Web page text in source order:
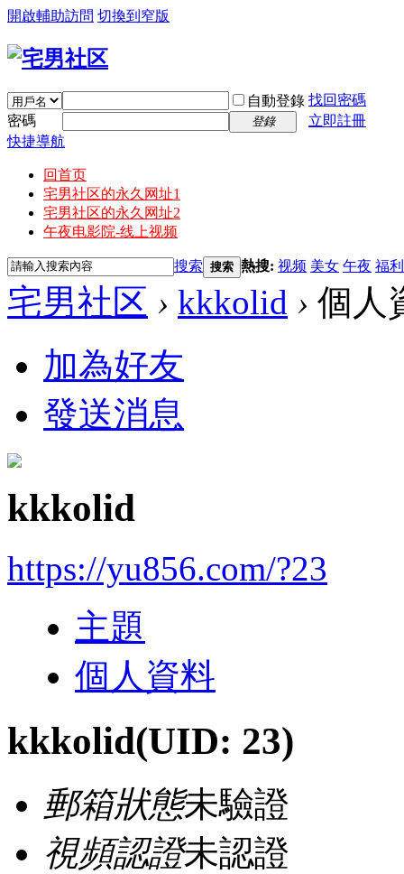
開啟輔助訪問 切換到窄版
自動登錄 找回密碼
密碼
登錄
立即註冊
快捷導航
回首页
宅男社区的永久网址1
宅男社区的永久网址2
午夜电影院-线上视频
搜索 搜索 熱搜: 视频 美女 午夜 福利
宅男社区 › kkkolid › 個人
加為好友
發送消息
kkkolid
https://yu856.com/?23
主題
個人資料
kkkolid(UID: 23)
郵箱狀態未驗證
視頻認證未認證